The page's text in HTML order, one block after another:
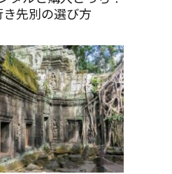
先別の選び方